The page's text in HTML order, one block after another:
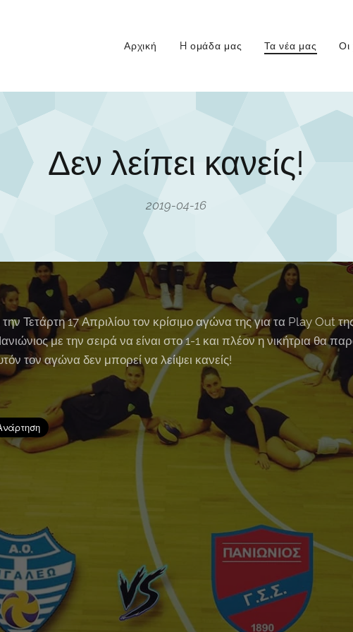
Αρχική H ομάδα μας Τα νέα μας Οι
Δεν λείπει κανείς!
2019-04-16
Τετάρτη 17 Απριλίου τον κρίσιμο αγώνα της για τα Play Out
με την σειρά να είναι στο 1-1 και πλέον η νικήτρια θα
τον αγώνα δεν μπορεί να λείψει κανείς!